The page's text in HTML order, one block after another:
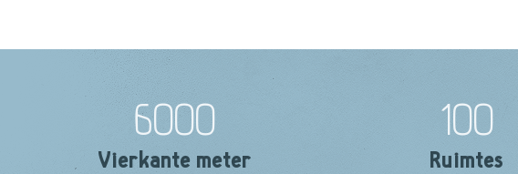
6000
Vierkante meter
100
Ruimtes